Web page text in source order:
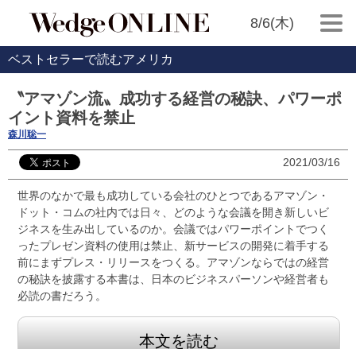
8/6(木)
ベストセラーで読むアメリカ
〝アマゾン流〟成功する経営の秘訣、パワーポ
イント資料を禁止
森川聡一
2021/03/16
世界のなかで最も成功している会社のひとつであるアマゾン・
ドット・コムの社内では日々、どのような会議を開き新しいビ
ジネスを生み出しているのか。会議ではパワーポイントでつく
ったプレゼン資料の使用は禁止、新サービスの開発に着手する
前にまずプレス・リリースをつくる。アマゾンならではの経営
の秘訣を披露する本書は、日本のビジネスパーソンや経営者も
必読の書だろう。
本文を読む